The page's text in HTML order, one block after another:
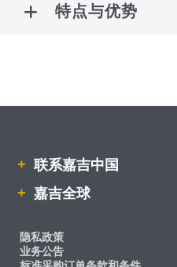
特点与优势
联系嘉吉中国
嘉吉全球
隐私政策
业务公告